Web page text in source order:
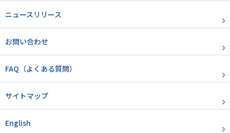
ニュースリリース
お問い合わせ
FAQ（よくある質問）
サイトマップ
English